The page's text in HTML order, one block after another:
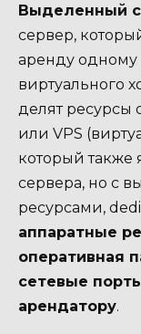
Выделенный
сервер,
аренду одному
виртуального
делят ресурсы
или VPS
который также
сервера, но с
ресурсами,
аппаратные
оперативная
сетевые
арендатору.